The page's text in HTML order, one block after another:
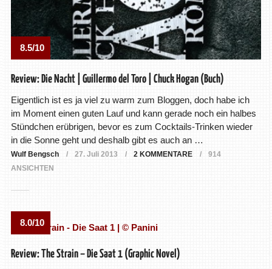
8.5/10
Review: Die Nacht | Guillermo del Toro | Chuck Hogan (Buch)
Eigentlich ist es ja viel zu warm zum Bloggen, doch habe ich
im Moment einen guten Lauf und kann gerade noch ein halbes
Stündchen erübrigen, bevor es zum Cocktails-Trinken wieder
in die Sonne geht und deshalb gibt es auch an …
Wulf Bengsch 27. Juli 2013 2 KOMMENTARE
914
ANSICHTEN
8.0/10
Review: The Strain – Die Saat 1 (Graphic Novel)